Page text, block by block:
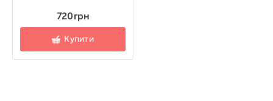
720 грн
Купити